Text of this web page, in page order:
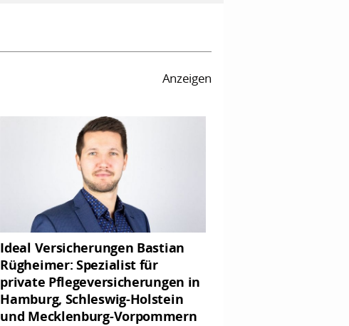
Anzeigen
Ideal Versicherungen Bastian
Rügheimer: Spezialist für
private Pflegeversicherungen in
Hamburg, Schleswig-Holstein
und Mecklenburg-Vorpommern